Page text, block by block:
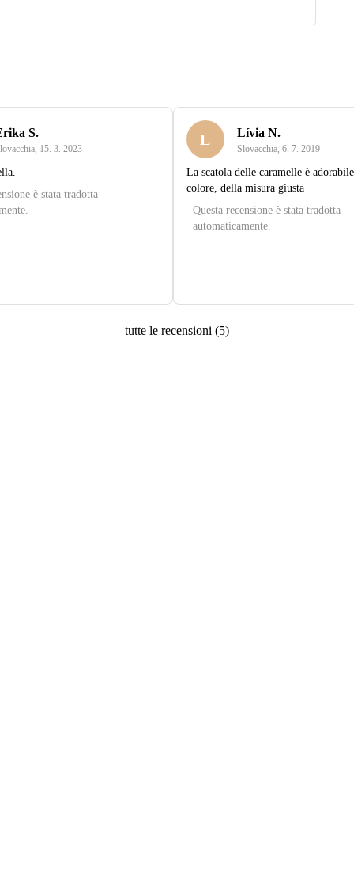
S.
, 15. 3. 2023
è stata tradotta
L Lívia N.
Slovacchia, 6. 7. 2019
La scatola delle caramelle è
colore, della misura giusta
Questa recensione è stata tradotta
automaticamente.
tutte le recensioni (5)